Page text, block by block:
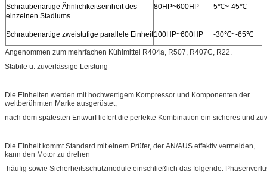
Schraubenartige Ähnlichkeitseinheit des
einzelnen Stadiums
80HP~600HP 5℃~-45℃
Schraubenartige zweistufige parallele Einheit100HP~600HP -30℃~-65℃
Angenommen zum mehrfachen Kühlmittel R404a, R507, R407C, R22.
Stabile u. zuverlässige Leistung
Die Einheiten werden mit hochwertigem Kompressor und Komponenten der
weltberühmten Marke ausgerüstet,
nach dem spätesten Entwurf liefert die perfekte Kombination ein sicheres und
Die Einheit kommt Standard mit einem Prüfer, der AN/AUS effektiv vermeiden,
kann den Motor zu drehen
häufig sowie Sicherheitsschutzmodule einschließlich das folgende: